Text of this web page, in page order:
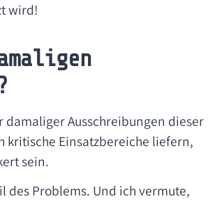
wird!
Ausschreibungen dieser
kritische Einsatzbereiche liefern,
sein.
des Problems. Und ich vermute,